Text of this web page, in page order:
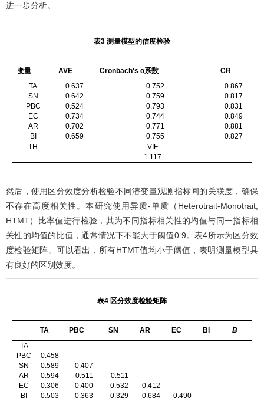
进一步分析。
表3 测量模型的信度检验
变量 AVE Cronbach's α系数
CR
TA
0.637 0.752
0.867
SN
0.642 0.759
0.817
PBC
0.524 0.793
0.831
EC
0.734 0.744
0.849
AR
0.702 0.771
0.881
BI
0.659 0.755
0.827
TH
VIF
1.117
然后，使用区分效度分析检验不同潜变量观测指标间的关联度，确保
不存在高度相关性。本研究使用异质-单质（Heterotrait-Monotrait,
HTMT）比率值进行检验，其为不同指标相关性的均值与同一指标相
关性的均值的比值，通常情况下不能大于阈值0.9。表4所示为区分效
度检验矩阵。可以看出，所有HTMT值均小于阈值，表明测量模型具
有良好的区别效度。
表4 区分效度检验矩阵
TA PBC SN AR EC BI
B
TA
—
PBC
0.458
—
SN
0.589 0.407
—
AR
0.594 0.511 0.511
—
EC
0.306 0.400 0.532 0.412
—
BI
0.503 0.363 0.329 0.684 0.490
—